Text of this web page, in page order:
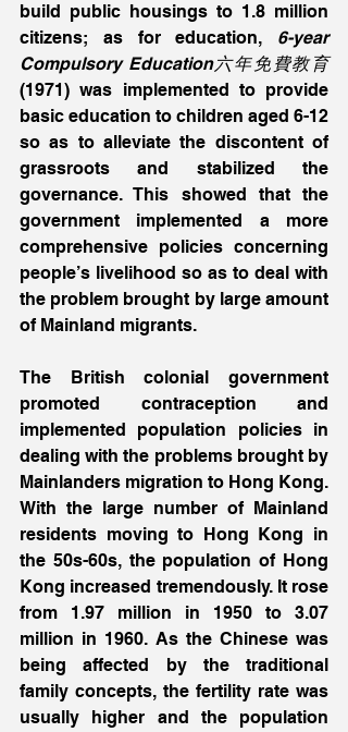
build public housings to 1.8 million
citizens; as for education, 6-year
Compulsory Education六年免費教育
(1971) was implemented to provide
basic education to children aged 6-12
so as to alleviate the discontent of
grassroots and stabilized the
governance. This showed that the
government implemented a more
comprehensive policies concerning
people’s livelihood so as to deal with
the problem brought by large amount
of Mainland migrants.
The British colonial government
promoted contraception and
implemented population policies in
dealing with the problems brought by
Mainlanders migration to Hong Kong.
With the large number of Mainland
residents moving to Hong Kong in
the 50s-60s, the population of Hong
Kong increased tremendously. It rose
from 1.97 million in 1950 to 3.07
million in 1960. As the Chinese was
being affected by the traditional
family concepts, the fertility rate was
usually higher and the population